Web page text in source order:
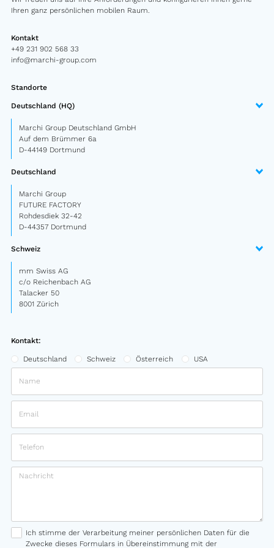
Sattelauflieger
PKW Anhänger
Design Truck
Sonderbau
Gebrauchtmarkt
Gebrauchte Fahrzeuge von Marchi
Über uns
News
Karriere
Ihren ganz persönlichen mobilen Raum.
Kontakt
+49 231 902 568 33
info@marchi-group.com
Standorte
Deutschland (HQ)
Marchi Group Deutschland GmbH
Auf dem Brümmer 6a
D-44149 Dortmund
Deutschland
Marchi Group
FUTURE FACTORY
Rohdesdiek 32-42
D-44357 Dortmund
Schweiz
mm Swiss AG
c/o Reichenbach AG
Talacker 50
8001 Zürich
Kontakt:
Deutschland Schweiz Österreich USA
Ich stimme der Verarbeitung meiner persönlichen Daten für die
Zwecke dieses Formulars in Übereinstimmung mit der